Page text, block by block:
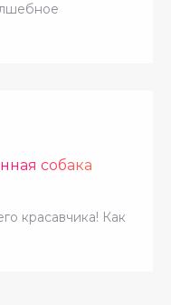
собака
красавчика! Как